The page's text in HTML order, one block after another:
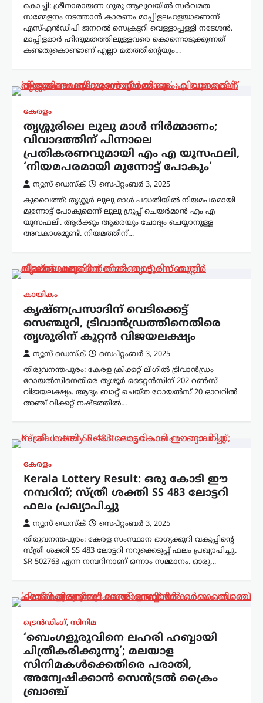
കൊച്ചി: ശ്രീനാരായണ ഗുരു ആലുവയിൽ സർവമത
സമ്മേളനം നടത്താൻ കാരണം മാപ്പിളലഹളയാണെന്ന്
എസ്എൻഡിപി ജനറൽ സെക്രട്ടറി വെള്ളാപ്പള്ളി നടേശൻ.
മാപ്പിളമാർ ഹിന്ദുമതത്തിലുള്ളവരെ കൊന്നൊടുക്കുന്നത്
കണ്ടതുകൊണ്ടാണ് എല്ലാ മതത്തിന്റെയും…
കേരളം
തൃശ്ശൂരിലെ ലുലു മാൾ നിർമ്മാണം;
വിവാദത്തിന് പിന്നാലെ
പ്രതികരണവുമായി എം എ യൂസഫലി,
‘നിയമപരമായി മുന്നോട്ട് പോകും’
ന്യൂസ് ഡെസ്ക്
സെപ്റ്റംബർ 3, 2025
കുവൈത്ത്: തൃശ്ശൂർ ലുലു മാള്‍ പദ്ധതിയില്‍ നിയമപരമായി
മുന്നോട്ട് പോകുമെന്ന് ലുലു ​ഗ്രൂപ്പ് ചെയർമാൻ എം എ
യൂസഫലി. ആർക്കും ആരെയും ചോദ്യം ചെയ്യാനുള്ള
അവകാശമുണ്ട്. നിയമത്തിന്…
കായികം
കൃഷ്ണപ്രസാദിന് വെടിക്കെട്ട്
സെഞ്ചുറി, ട്രിവാൻഡ്രത്തിനെതിരെ
തൃശൂരിന് കൂറ്റൻ വിജയലക്ഷ്യം
ന്യൂസ് ഡെസ്ക്
സെപ്റ്റംബർ 3, 2025
തിരുവനന്തപുരം: കേരള ക്രിക്കറ്റ് ലീഗില്‍ ട്രിവാൻഡ്രം
റോയൽസിനെതിരെ തൃശൂർ ടൈറ്റൻസിന് 202 റൺസ്
വിജയലക്ഷ്യം. ആദ്യം ബാറ്റ് ചെയ്ത റോയൽസ് 20 ഓവറിൽ
അഞ്ച് വിക്കറ്റ് നഷ്ടത്തിൽ…
കേരളം
Kerala Lottery Result: ഒരു കോടി ഈ
നമ്പറിന്; സ്ത്രീ ശക്തി SS 483 ലോട്ടറി
ഫലം പ്രഖ്യാപിച്ചു
ന്യൂസ് ഡെസ്ക്
സെപ്റ്റംബർ 3, 2025
തിരുവനന്തപുരം: കേരള സംസ്ഥാന ഭാഗ്യക്കുറി വകുപ്പിന്‍റെ
സ്ത്രീ ശക്തി SS 483 ലോട്ടറി നറുക്കെടുപ്പ് ഫലം പ്രഖ്യാപിച്ചു.
SR 502763 എന്ന നമ്പറിനാണ് ഒന്നാം സമ്മാനം. ഓരു…
ട്രെൻഡിംഗ്, സിനിമ
‘ബെംഗളൂരുവിനെ ലഹരി ഹബ്ബായി
ചിത്രീകരിക്കുന്നു’; മലയാള
സിനിമകള്‍ക്കെതിരെ പരാതി,
അന്വേഷിക്കാന്‍ സെന്‍ട്രല്‍ ക്രൈം
ബ്രാഞ്ച്